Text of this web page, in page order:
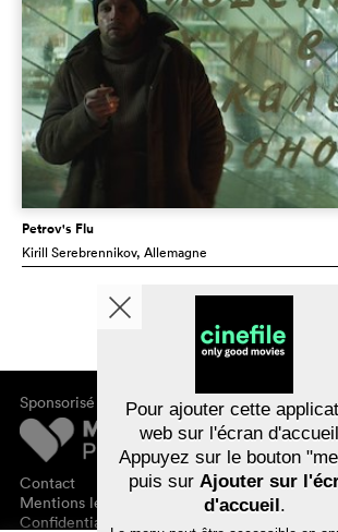
Petrov's Flu
Kirill Serebrennikov, Allemagne
Sponsorisé par
Contact
Mentions légales
Confidentialité des données
À propos
S'inscrire/
Newsletter
FAQ
Bons-
Pour ajouter cette
web sur l'écran
Appuyez sur le bouton
puis sur Ajouter sur
d'accueil.